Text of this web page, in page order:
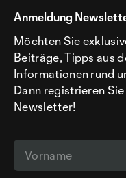
Anmeldung
Möchten Sie
Beiträge, Tipps aus
Informationen rund
Dann registrieren
Newsletter!